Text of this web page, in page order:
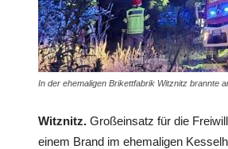
In der ehemaligen Brikettfabrik Witznitz brannte
Witznitz. Großeinsatz für die
einem Brand im ehemaligen